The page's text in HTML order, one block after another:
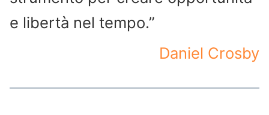
e libertà nel tempo.”
Daniel Crosby